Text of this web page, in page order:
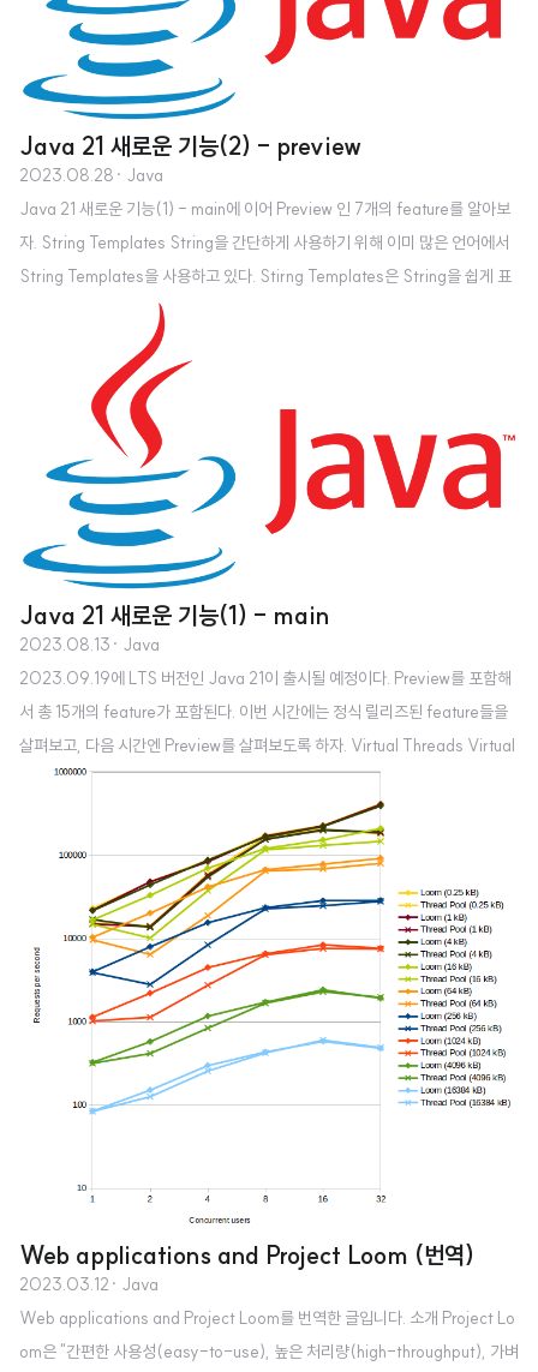
Java 21 새로운 기능(2) - preview
2023.08.28 · Java
Java 21 새로운 기능(1) - main에 이어 Preview 인 7개의 feature를 알아보
자. String Templates String을 간단하게 사용하기 위해 이미 많은 언어에서
String Templates을 사용하고 있다. Stirng Templates은 String을 쉽게 표
현해서 Java 코드 작성을 간단하게 한다. 이로 인해 text와 expressions의 가
독성이 향상된다. C# $"{x} plus {y} equals {x + y}" Visual Basic $"{x} p
lus {y} equals {x + y}" Python f"{x} plus {y} equals {x + y}" Scala
s"$x plus $y equals ${x + y}" Groovy "$x plus $y eq..
Java 21 새로운 기능(1) - main
2023.08.13 · Java
2023.09.19에 LTS 버전인 Java 21이 출시될 예정이다. Preview를 포함해
서 총 15개의 feature가 포함된다. 이번 시간에는 정식 릴리즈된 feature들을
살펴보고, 다음 시간엔 Preview를 살펴보도록 하자. Virtual Threads Virtual
Threads는 높은 처리량의 동시 애플리케이션을 작성, 유지 관리, 모니터링하
는데 드는 비용을 획기적으로 줄여주는 경량 스레드이다. Thread Per Reuqe
st 스타일로 작성된 서버 애플리케이션을 최적의 하드웨어로 확장할 수 있다.
또한 `java.lang.Thread API`를 사용하는 기존 코드를 최소한의 변경으로 가
상 스레드를 사용할 수 있게 하위호환성을 잘 유지한다. 예제 // 기본 Thread n
ew Thread..
Web applications and Project Loom (번역)
2023.03.12 · Java
Web applications and Project Loom를 번역한 글입니다. 소개 Project Lo
om은 "간편한 사용성(easy-to-use), 높은 처리량(high-throughput), 가벼